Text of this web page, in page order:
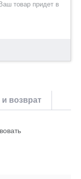
товар придет в
и возврат